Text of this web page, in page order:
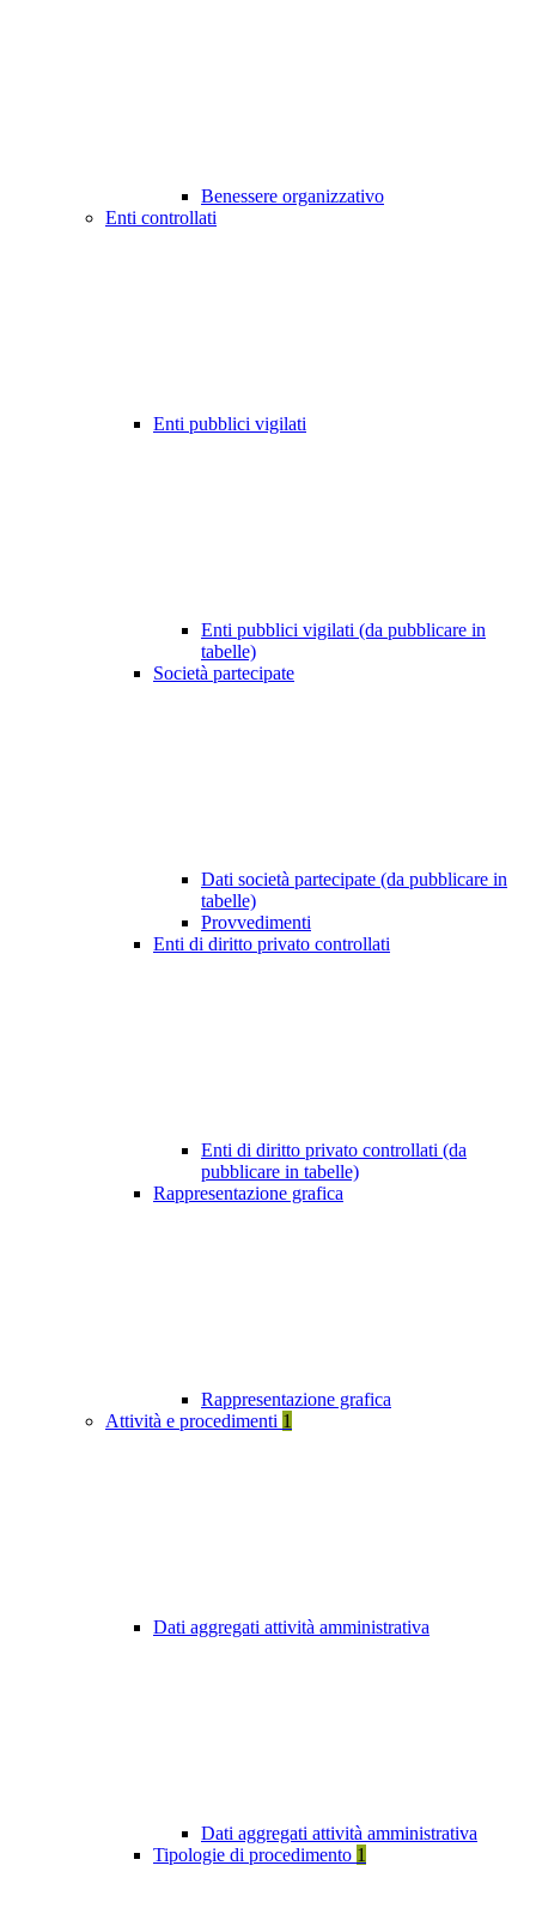
Benessere organizzativo
Enti controllati
Enti pubblici vigilati
Enti pubblici vigilati (da pubblicare in
tabelle)
Società partecipate
Dati società partecipate (da pubblicare in
tabelle)
Provvedimenti
Enti di diritto privato controllati
Enti di diritto privato controllati (da
pubblicare in tabelle)
Rappresentazione grafica
Rappresentazione grafica
Attività e procedimenti 1
Dati aggregati attività amministrativa
Dati aggregati attività amministrativa
Tipologie di procedimento 1